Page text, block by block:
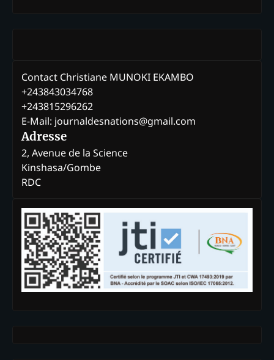
Contact Christiane MUNOKI EKAMBO
+243843034768
+243815296262
E-Mail: journaldesnations@gmail.com
Adresse
2, Avenue de la Science
Kinshasa/Gombe
RDC